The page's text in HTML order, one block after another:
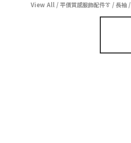
View All /平價質感服飾配件👔 /長袖 /